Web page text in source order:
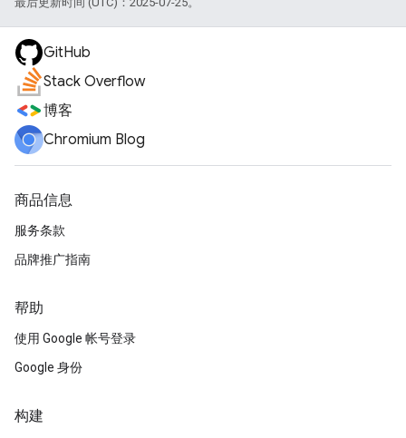
GitHub
Stack Overflow
博客
Chromium Blog
商品信息
服务条款
品牌推广指南
帮助
使用 Google 帐号登录
Google 身份
构建